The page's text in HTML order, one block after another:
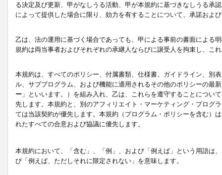
る決定及び更新、甲がなしうる活動、甲が本規約に基づきなしうる承
によって提供した場合に限り、効力を有することについて、承諾およ
乙は、法の運用に基づく場合であっても、甲による事前の書面による
規約は両当事者およびそれぞれの承継人ならびに譲受人を拘束し、こ
本規約は、すべてのポリシー、付属書類、仕様書、ガイドライン、別
ル、サブプログラム、および機能に適用されるその他のポリシーの最
ー 」といいます。）を組み入れ、乙は、これらを遵守することにつ
先します。本規約と、別のアフィリエイト・マーケティング・プログ
ては当該契約が優先します。本規約（プログラム・ポリシーを含む）
れたすべての合意および協議に優先します。
本規約において、「含む」、「例」、および「例えば」という用語は
び「例えば、ただしそれに限定されない」を意味します。